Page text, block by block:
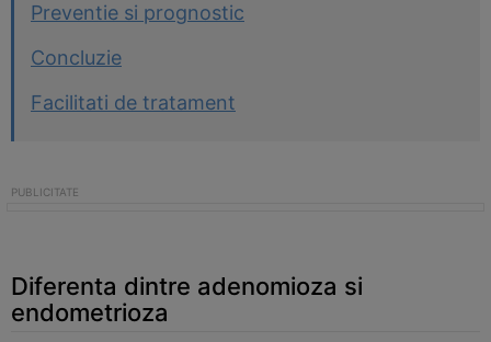
Preventie si prognostic
Concluzie
Facilitati de tratament
Diferenta dintre adenomioza si
endometrioza